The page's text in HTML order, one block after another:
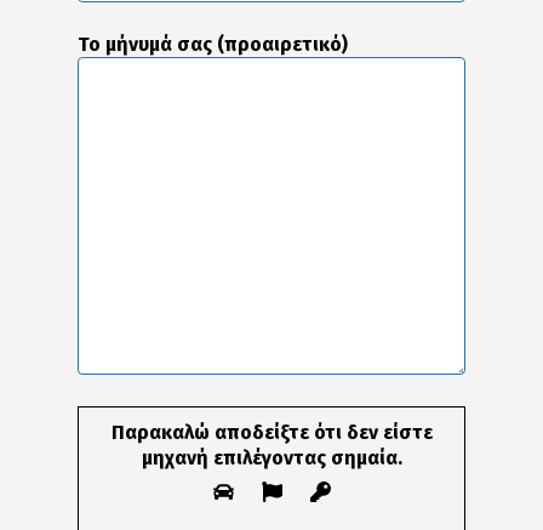
Το μήνυμά σας (προαιρετικό)
Παρακαλώ αποδείξτε ότι δεν είστε
μηχανή επιλέγονταςσημαία.